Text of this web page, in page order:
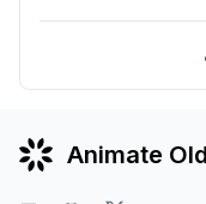
Animate